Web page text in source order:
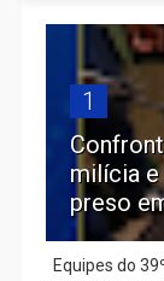
1
milícia
preso
Equipes do